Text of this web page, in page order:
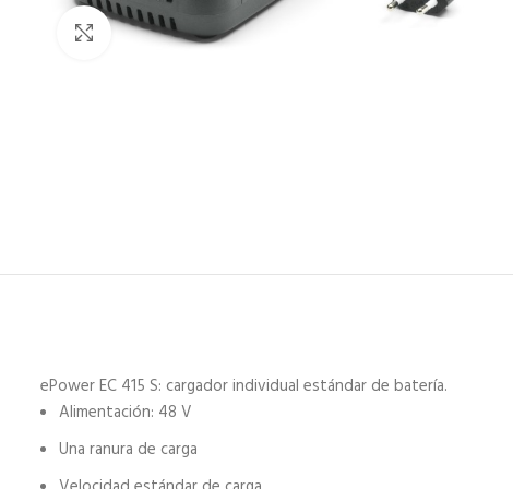
Haz click para aumentar
ePower EC 415 S: cargador individual estándar de batería.
Alimentación: 48 V
Una ranura de carga